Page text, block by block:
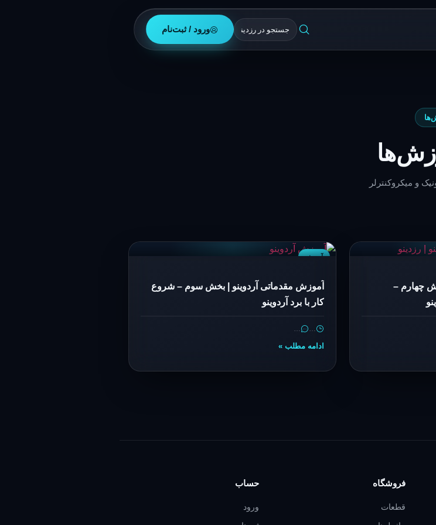
ورود / ثبت‌نام
و میکروکنترلر
چهارم –
آردوینو
آموزش مقدماتی آردوینو | بخش سوم – شروع
کار با برد آردوینو
…
…
ادامه مطلب »
فروشگاه
قطعات
حساب
ورود